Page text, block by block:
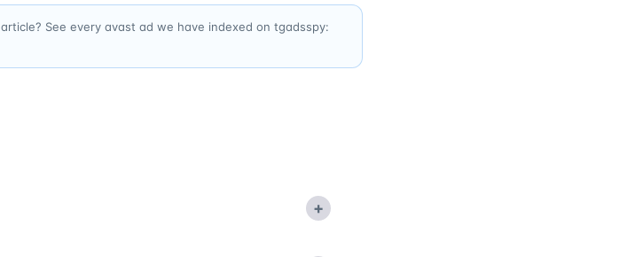
See every avast ad we have indexed on tgadsspy:
+